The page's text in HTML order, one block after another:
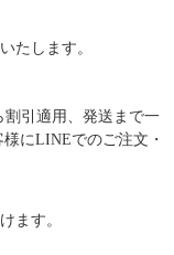
たします。
引適用、発送まで一
にLINEでのご注文・
ます。